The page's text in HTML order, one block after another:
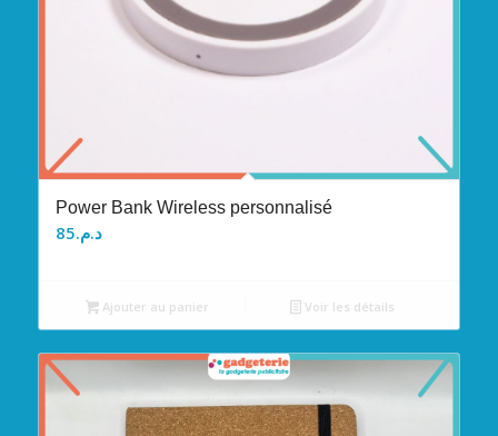
Power Bank Wireless personnalisé
د.م.85
Ajouter au panier Voir les détails